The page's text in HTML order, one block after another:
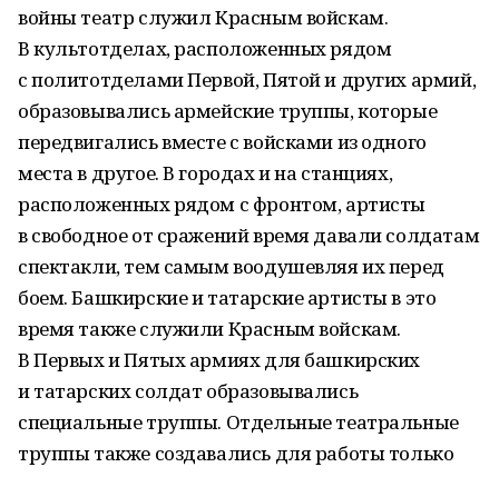
войны театр служил Красным войскам.
В культотделах, расположенных рядом
с политотделами Первой, Пятой и других армий,
образовывались армейские труппы, которые
передвигались вместе с войсками из одного
места в другое. В городах и на станциях,
расположенных рядом с фронтом, артисты
в свободное от сражений время давали солдатам
спектакли, тем самым воодушевляя их перед
боем. Башкирские и татарские артисты в это
время также служили Красным войскам.
В Первых и Пятых армиях для башкирских
и татарских солдат образовывались
специальные труппы. Отдельные театральные
труппы также создавались для работы только